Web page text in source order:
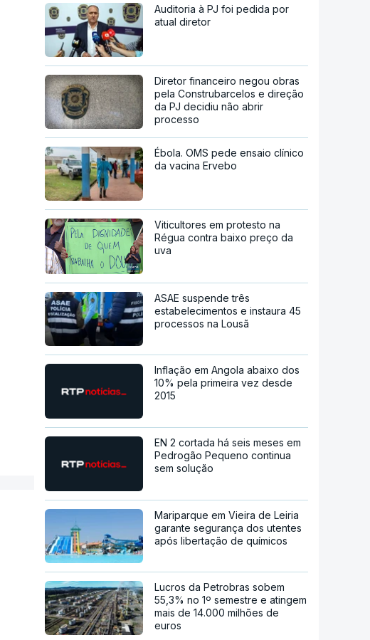
Auditoria à PJ foi pedida por
atual diretor
Diretor financeiro negou obras
pela Construbarcelos e direção
da PJ decidiu não abrir
processo
Ébola. OMS pede ensaio clínico
da vacina Ervebo
Viticultores em protesto na
Régua contra baixo preço da
uva
ASAE suspende três
estabelecimentos e instaura 45
processos na Lousã
Inflação em Angola abaixo dos
10% pela primeira vez desde
2015
EN 2 cortada há seis meses em
Pedrogão Pequeno continua
sem solução
Mariparque em Vieira de Leiria
garante segurança dos utentes
após libertação de químicos
Lucros da Petrobras sobem
55,3% no 1º semestre e atingem
mais de 14.000 milhões de
euros